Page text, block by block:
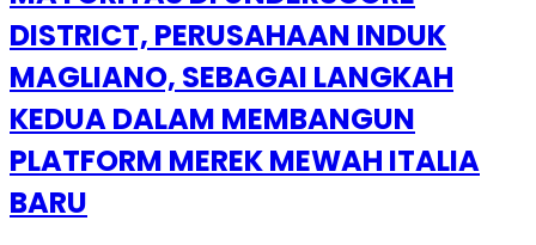
DISTRICT, PERUSAHAAN INDUK
MAGLIANO, SEBAGAI LANGKAH
KEDUA DALAM MEMBANGUN
PLATFORM MEREK MEWAH ITALIA
BARU